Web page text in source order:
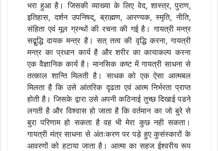
भरा हुआ है। जिसकी व्याख्या के लिए वेद, शास्त्र, पुराण,
इतिहास, दर्शन उपनिषद्, ब्राह्मण, आरण्यक, स्मृति, नीति,
संहिता एवं मूल ग्रन्थों की रचना की गई है। गायत्री मन्त्र
सद्बुद्धि दायक मन्त्र है। सत् तत्व की वृद्धि करना, गायत्री
मन्त्र का प्रधान कार्य है और शरीर का कायाकल्प करना
एक वैज्ञानिक कार्य है। मानसिक कष्ट में गायत्री साधना से
तत्काल शान्ति मिलती है। साधक को एक ऐसा आत्मबल
मिलता है कि उसे आंतरिक दृढता एवं आत्म निर्भरता प्राप्त
होती है। जिसके द्वारा उसे अपनी कठिनाई तुच्छ दिखाई पडने
लगती है और विश्वास हो जाता है कि वर्तमान का जो बुरे से
बुरा परिणाम हो सकता है वह भी मेरा कुछ नही सकता।
गायत्री मंत्र साधना से अंतःकरण पर पड़े हुए कुसंस्कारों के
आवरणों को हटाया जाता है। आत्मा का सहज ईश्वरीय रूप